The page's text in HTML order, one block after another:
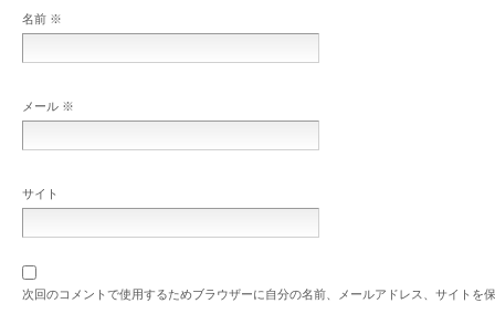
名前 ※
メール ※
サイト
次回のコメントで使用するためブラウザーに自分の名前、メールアドレス、サイトを